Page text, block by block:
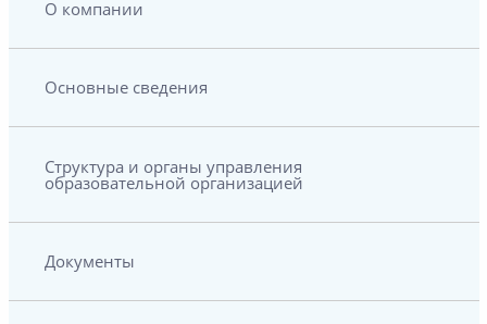
О компании
Основные сведения
Структура и органы управления
образовательной организацией
Документы